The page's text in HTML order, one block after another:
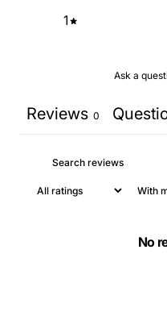
1
Ask a
Reviews 0
With
No